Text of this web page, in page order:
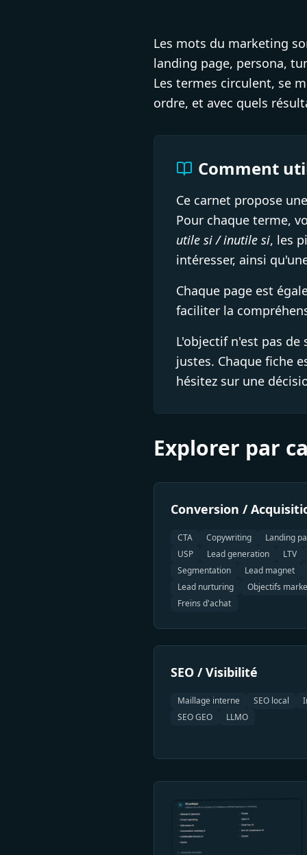
Les mots du marketing
landing page, persona,
Les termes circulent, se
ordre, et avec quels
Comment
Ce carnet propose
Pour chaque terme,
utile si / inutile si, les
intéresser, ainsi
Chaque page est
faciliter la
L'objectif n'est pas
justes. Chaque fiche
hésitez sur une
Explorer par
Conversion /
CTA Copywriting
Landing
USP
Lead generation
LTV
Segmentation
Lead magnet
Lead nurturing
Objectifs
Freins d'achat
SEO / Visibilité
Maillage interne SEO local
SEO GEO
LLMO